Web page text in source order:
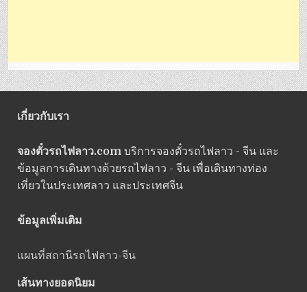
เกี่ยวกับเรา
จองตั๋วรถไฟลาว.com บริการจองตั๋วรถไฟลาว - จีน และ
ข้อมูลการเดินทางด้วยรถไฟลาว - จีน เพื่อเดินทางท่อง
เที่ยวในประเทศลาว และประเทศจีน
ข้อมูลเพิ่มเติม
แผนที่สถานีรถไฟลาว-จีน
เส้นทางยอดนิยม